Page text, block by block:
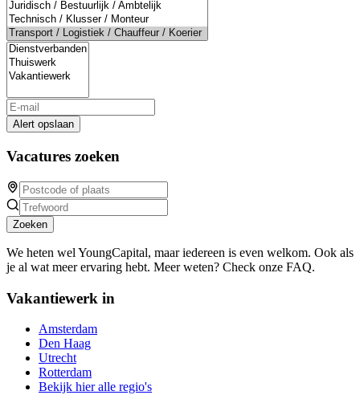
Alert opslaan
Vacatures zoeken
Zoeken
We heten wel YoungCapital, maar iedereen is even welkom. Ook als
je al wat meer ervaring hebt. Meer weten? Check onze FAQ.
Vakantiewerk in
Amsterdam
Den Haag
Utrecht
Rotterdam
Bekijk hier alle regio's